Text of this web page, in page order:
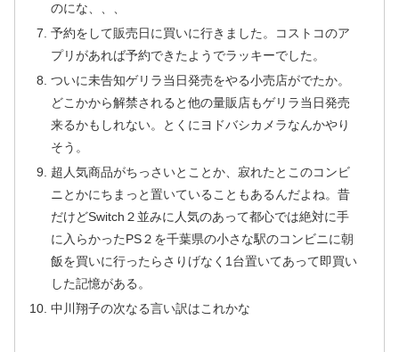
のにな、、、
予約をして販売日に買いに行きました。コストコのア
プリがあれば予約できたようでラッキーでした。
ついに未告知ゲリラ当日発売をやる小売店がでたか。
どこかから解禁されると他の量販店もゲリラ当日発売
来るかもしれない。とくにヨドバシカメラなんかやり
そう。
超人気商品がちっさいとことか、寂れたとこのコンビ
ニとかにちまっと置いていることもあるんだよね。昔
だけどSwitch２並みに人気のあって都心では絶対に手
に入らかったPS２を千葉県の小さな駅のコンビニに朝
飯を買いに行ったらさりげなく1台置いてあって即買い
した記憶がある。
中川翔子の次なる言い訳はこれかな